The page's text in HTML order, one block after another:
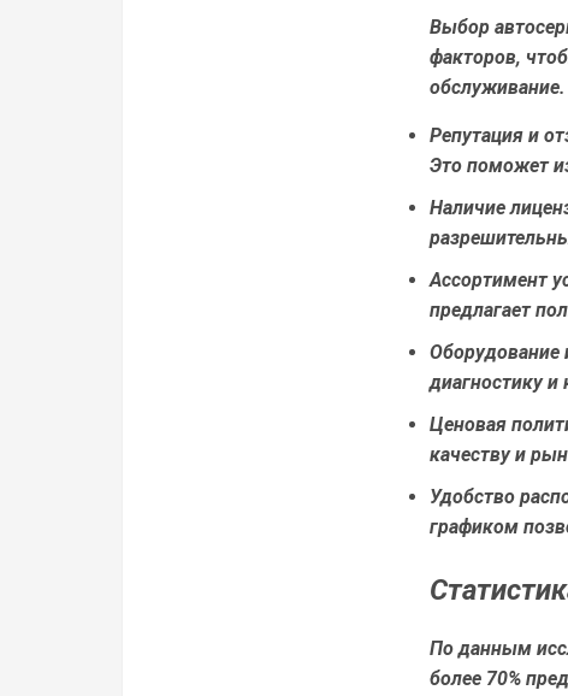
Выбор
факторов,
Репутация и
Это поможет
Наличие
Ассортимент
предлагает
Оборудование
диагностику и
Ценовая
качеству и
Удобство
графиком
По данным
более 70%